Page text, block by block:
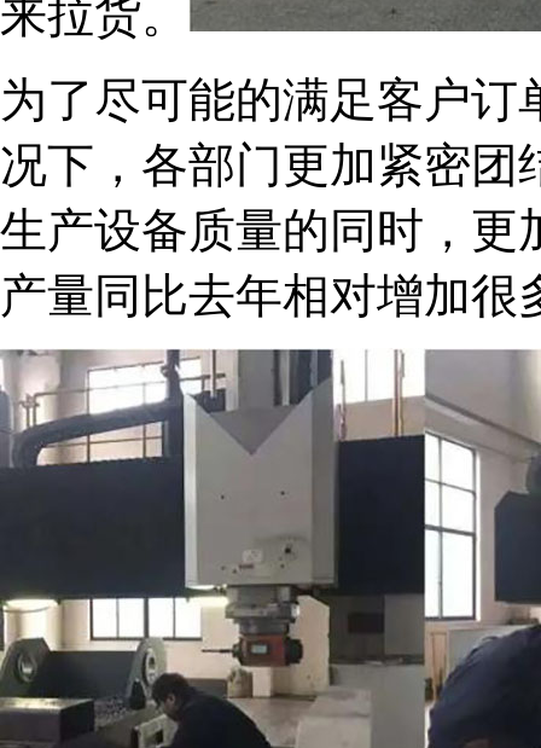
来拉货。
为了尽可能的满足客户
况下，各部门更加紧密团
生产设备质量的同时，更
产量同比去年相对增加很